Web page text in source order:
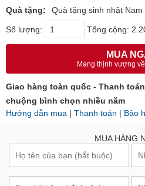
Quà tặng:
Quà tặng sinh nhật Nam
Số lượng: Tổng cộng:
MUA
Mang thịnh vượng
Giao hàng toàn quốc - Thanh
chuộng bình chọn nhiều năm
Hướng dẫn mua | Thanh toán | Bảo
MUA HÀNG